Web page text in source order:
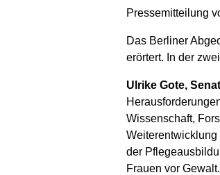
Pressemitteilung
Das Berliner
erörtert. In der
Ulrike Gote,
Wissenschaft,
der
Frauen vor